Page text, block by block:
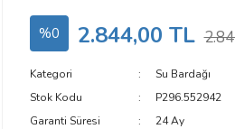
%0 2.844,00 TL
Kategori
Su Bardağı
Stok Kodu
P296.552942
Garanti Süresi
24 Ay